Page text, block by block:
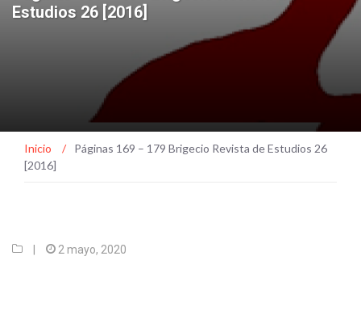
Estudios 26 [2016]
Inicio /
Páginas 169 – 179 Brigecio Revista de Estudios 26
[2016]
| 2 mayo, 2020